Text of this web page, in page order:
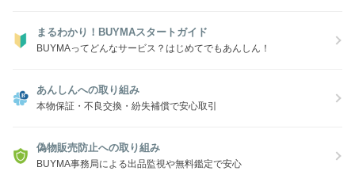
まるわかり！BUYMAスタートガイド
BUYMAってどんなサービス？はじめてでもあんしん！
あんしんへの取り組み
本物保証・不良交換・紛失補償で安心取引
偽物販売防止への取り組み
BUYMA事務局による出品監視や無料鑑定で安心